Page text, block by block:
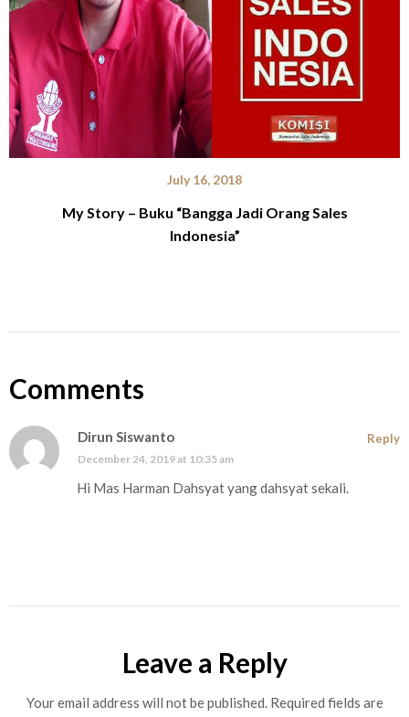
July 16, 2018
My Story – Buku “Bangga Jadi Orang Sales
Indonesia”
Comments
Dirun Siswanto
December 24, 2019 at 10:35 am
Hi Mas Harman Dahsyat yang dahsyat sekali.
Reply
Leave a Reply
Your email address will not be published.Required fields are